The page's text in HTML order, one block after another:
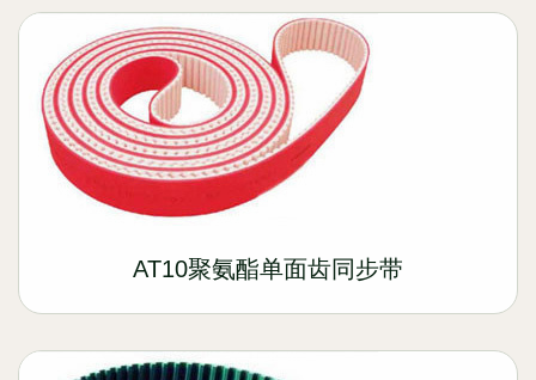
AT10聚氨酯单面齿同步带